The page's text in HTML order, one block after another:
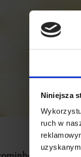
Niniejsza
ruch w